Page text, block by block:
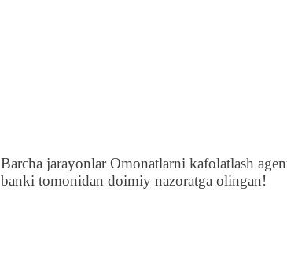
Barcha jarayonlar Omonatlarni kafolatlash
banki tomonidan doimiy nazoratga olingan!